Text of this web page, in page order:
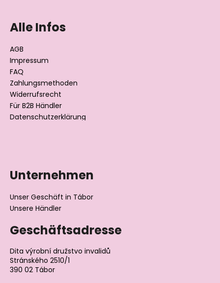
Alle Infos
AGB
Impressum
FAQ
Zahlungsmethoden
Widerrufsrecht
Für B2B Händler
Datenschutzerklärung
Unternehmen
Unser Geschäft in Tábor
Unsere Händler
Geschäftsadresse
Dita výrobní družstvo invalidů
Stránského 2510/1
390 02 Tábor